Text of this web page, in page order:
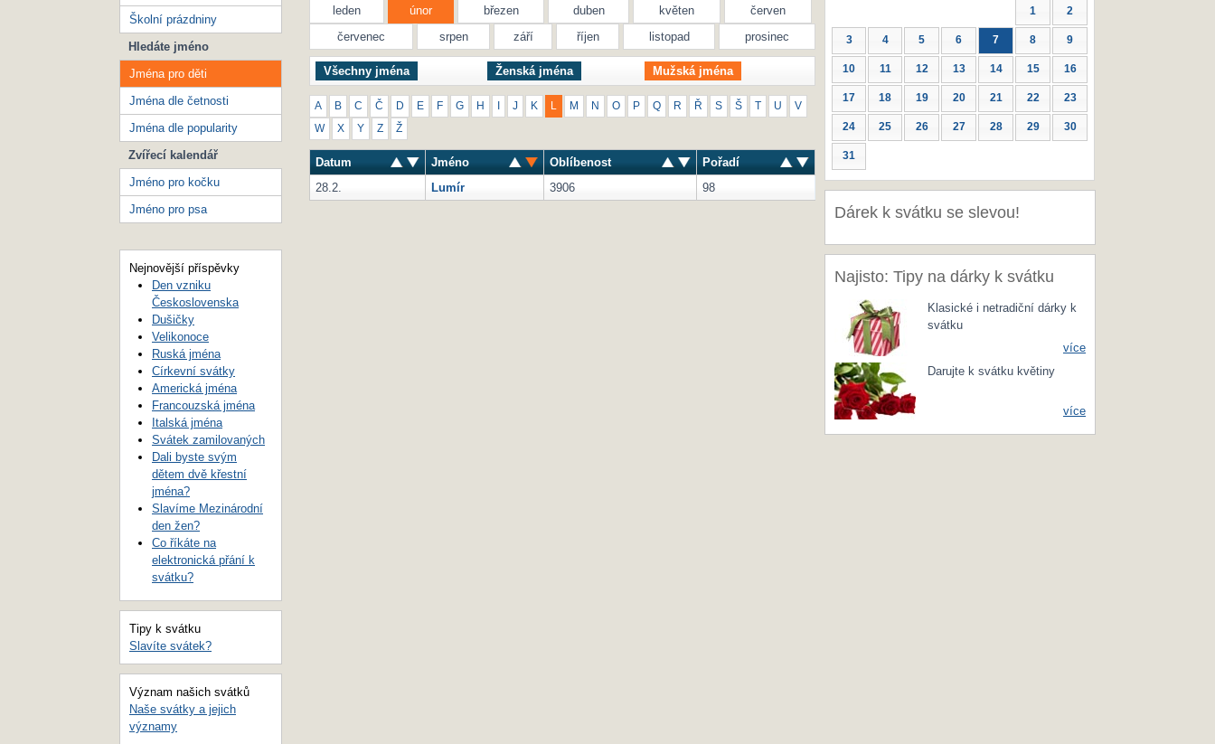
leden únor březen duben květen
červen
červenec
srpen září říjen listopad prosinec
Všechny jména Ženská jména Mužská jména
A B C Č D E F G H J K M N O P Q R Ř S Š U V
W X Y Z Ž
Datum Jméno Oblíbenost
Pořadí
28.2.
Lumír 3906 98
1 2
3 4 5 6 7 8 9
10 11 12 13 14 15 16
17 18 19 20 21 22 23
24 25 26 27 28 29 30
31
Dárek k svátku se slevou!
Najisto: Tipy na dárky k svátku
Klasické i netradiční dárky k
svátku
více
Darujte k svátku květiny
více
Školní prázdniny
Hledáte jméno
Jména pro děti
Jména dle četnosti
Jména dle popularity
Zvířecí kalendář
Jméno pro kočku
Jméno pro psa
Nejnovější příspěvky
Den vzniku
Československa
Dušičky
Velikonoce
Ruská jména
Církevní svátky
Americká jména
Francouzská jména
Italská jména
Svátek zamilovaných
Dali byste svým
dětem dvě křestní
jména?
Slavíme Mezinárodní
den žen?
Co říkáte na
elektronická přání k
svátku?
Tipy k svátku
Slavíte svátek?
Význam našich svátků
Naše svátky a jejich
významy